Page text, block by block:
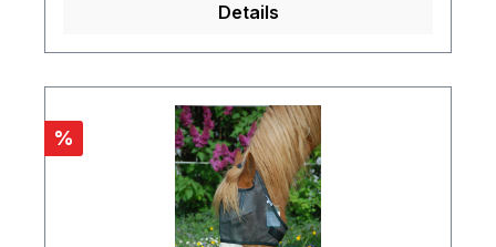
Details
Rabatt
%